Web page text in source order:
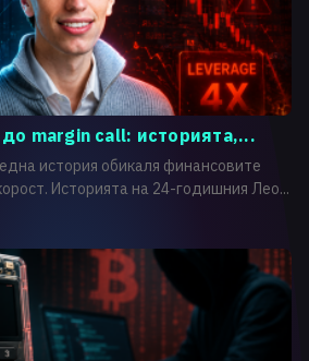
margin call: историята,...
история обикаля финансовите
Историята на 24-годишния Лео...